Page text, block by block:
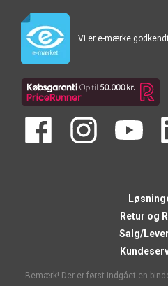
Vi er e-mærke
Retur og
Salg/
Bemærk! Der er først indgået en